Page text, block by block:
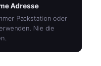
Adresse
Packstation oder
Nie die